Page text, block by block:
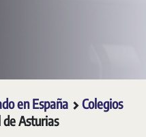
en España
Colegios
Asturias